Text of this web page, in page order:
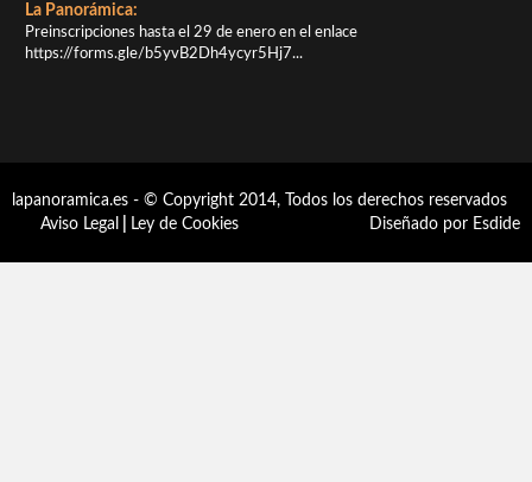
La Panorámica:
Preinscripciones hasta el 29 de enero en el enlace
https://forms.gle/b5yvB2Dh4ycyr5Hj7...
lapanoramica.es - © Copyright 2014, Todos los derechos reservados
Aviso Legal
Ley de Cookies Diseñado por Esdide